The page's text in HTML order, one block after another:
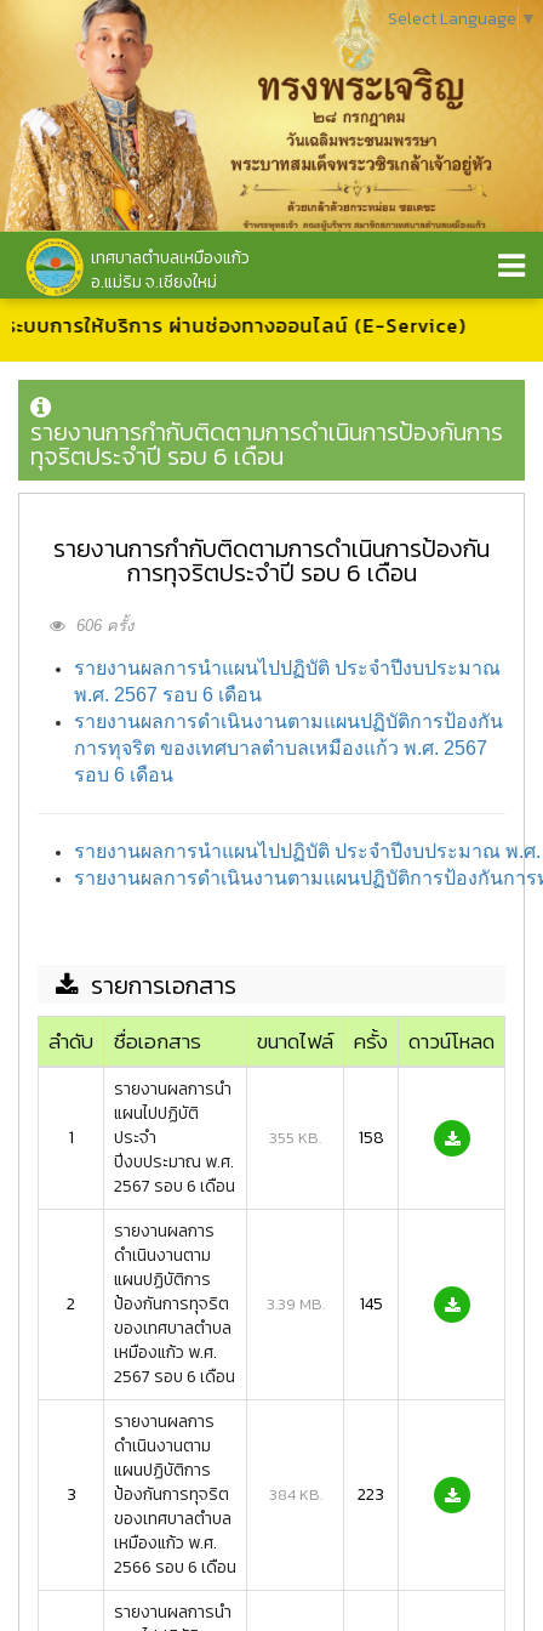
Select Language ▼
เทศบาลตำบลเหมืองแก้ว
อ.แม่ริม จ.เชียงใหม่
บบการให้บริการ ผ่านช่องทางออนไลน์ (E-Service)
รายงานการกำกับติดตามการดำเนินการป้องกันการ
ทุจริตประจำปี รอบ 6 เดือน
รายงานการกำกับติดตามการดำเนินการป้องกัน
การทุจริตประจำปี รอบ 6 เดือน
606 ครั้ง
รายงานผลการนำแผนไปปฏิบัติ ประจำปีงบประมาณ
พ.ศ. 2567 รอบ 6 เดือน
รายงานผลการดำเนินงานตามแผนปฏิบัติการป้องกัน
การทุจริต ของเทศบาลตำบลเหมืองแก้ว พ.ศ. 2567
รอบ 6 เดือน
รายงานผลการนำแผนไปปฏิบัติ ประจำปีงบประมาณ พ.ศ.
รายงานผลการดำเนินงานตามแผนปฏิบัติการป้องกันกา
รายการเอกสาร
ลำดับ ชื่อเอกสาร ขนาดไฟล์ ครั้ง ดาวน์โหลด
1
รายงานผลการนำ
แผนไปปฏิบัติ
ประจำ
ปีงบประมาณ พ.ศ.
2567 รอบ 6 เดือน
355 KB. 158
2
รายงานผลการ
ดำเนินงานตาม
แผนปฏิบัติการ
ป้องกันการทุจริต
ของเทศบาลตำบล
เหมืองแก้ว พ.ศ.
2567 รอบ 6 เดือน
3.39 MB. 145
3
รายงานผลการ
ดำเนินงานตาม
แผนปฏิบัติการ
ป้องกันการทุจริต
ของเทศบาลตำบล
เหมืองแก้ว พ.ศ.
2566 รอบ 6 เดือน
384 KB. 223
รายงานผลการนำ